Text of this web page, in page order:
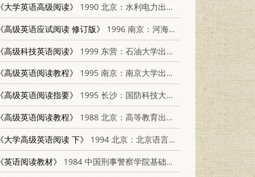
《大学英语高级阅读》
1990 北京：水利电力出版社 7120012495
《高级英语应试阅读 修订版》
1996 南京：河海大学出版社 7563005293
《高级科技英语阅读》
1999 东营：石油大学出版社 7563612548
《高级英语阅读教程》
1995 南京：南京大学出版社 7305025704
《高级英语阅读指要》
1995 长沙：国防科技大学出版社 7810243624
《高级英语阅读教程》
1988 北京：高等教育出版社 7040005468
《大学高级英语阅读 下》
1994 北京：北京语言学院出版社 7561903243
《英语阅读教材》
1984 中国刑事警察学院基础部外语教研室